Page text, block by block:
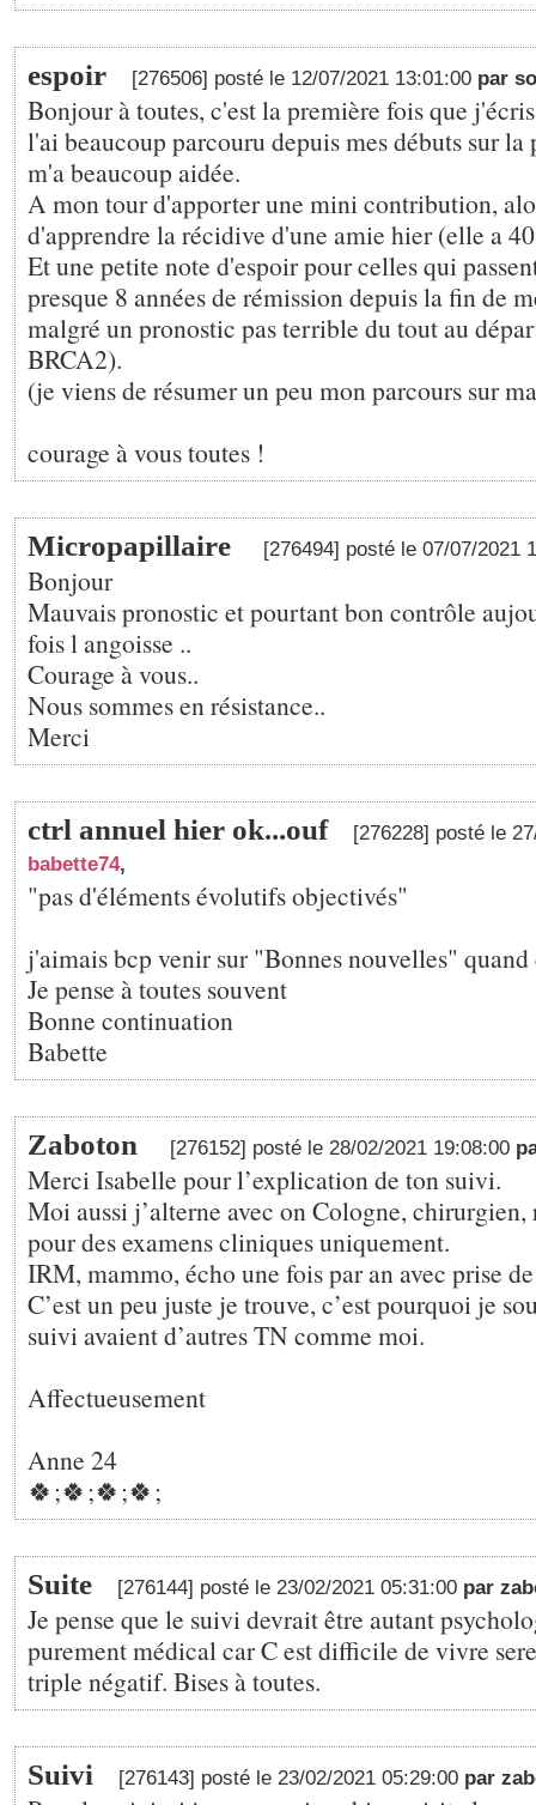
espoir [276506] posté le 12/07/2021 13:01:00 par
Bonjour à toutes, c'est la première fois que
l'ai beaucoup parcouru depuis mes débuts sur
m'a beaucoup aidée.
A mon tour d'apporter une mini contribution,
d'apprendre la récidive d'une amie hier (elle a
Et une petite note d'espoir pour celles qui
presque 8 années de rémission depuis la fin de
malgré un pronostic pas terrible du tout au
BRCA2).
(je viens de résumer un peu mon parcours sur
courage à vous toutes !
Micropapillaire [276494] posté le 07/07/2021
Bonjour
Mauvais pronostic et pourtant bon contrôle
fois l angoisse ..
Courage à vous..
Nous sommes en résistance..
Merci
ctrl annuel hier ok...ouf
[276228] posté le
babette74,
"pas d'éléments évolutifs objectivés"
j'aimais bcp venir sur "Bonnes nouvelles"
Je pense à toutes souvent
Bonne continuation
Babette
Zaboton [276152] posté le 28/02/2021 19:08:00
Merci Isabelle pour l’explication de ton suivi.
Moi aussi j’alterne avec on Cologne,
pour des examens cliniques uniquement.
IRM, mammo, écho une fois par an avec prise
C’est un peu juste je trouve, c’est pourquoi je
suivi avaient d’autres TN comme moi.
Affectueusement
Anne 24
🍀;🍀;🍀;🍀;
Suite [276144] posté le 23/02/2021 05:31:00 par
Je pense que le suivi devrait être autant
purement médical car C est difficile de vivre
triple négatif. Bises à toutes.
Suivi [276143] posté le 23/02/2021 05:29:00 par